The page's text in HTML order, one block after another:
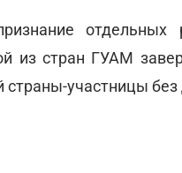
отдельных
из стран ГУАМ
страны-участницы